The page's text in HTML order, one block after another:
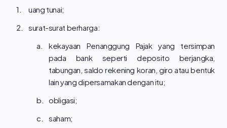
1.
uang tunai;
2.
surat-surat berharga:
a.
kekayaan Penanggung Pajak yang tersimpan
pada bank seperti deposito berjangka,
tabungan, saldo rekening koran, giro atau bentuk
lain yang dipersamakan dengan itu;
b. obligasi;
c.
saham;